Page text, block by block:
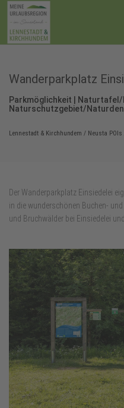
Wanderparkplatz
Parkmöglichkeit | Naturtafel/
Naturschutzgebiet/
Lennestadt & Kirchhundem / Neusta POIs
Der Wanderparkplatz Einsiedelei
in die wunderschönen Buchen-
und Bruchwälder bei Einsiedelei